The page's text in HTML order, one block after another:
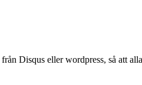
Disqus eller wordpress, så att